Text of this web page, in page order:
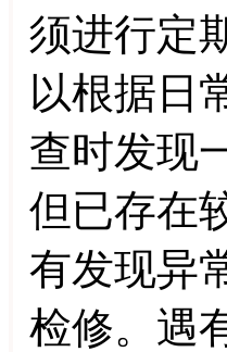
须进行定
以根据日
查时发现
但已存在
有发现异
检修。遇